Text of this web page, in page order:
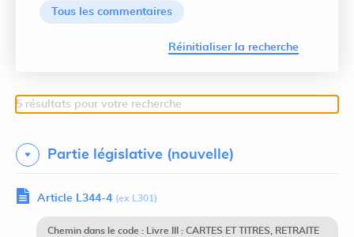
Tous les commentaires
Réinitialiser la recherche
5 résultats pour votre recherche
Partie législative (nouvelle)
Article L344-4 (ex L301)
Chemin dans le code : Livre III : CARTES ET TITRES, RETRAITE